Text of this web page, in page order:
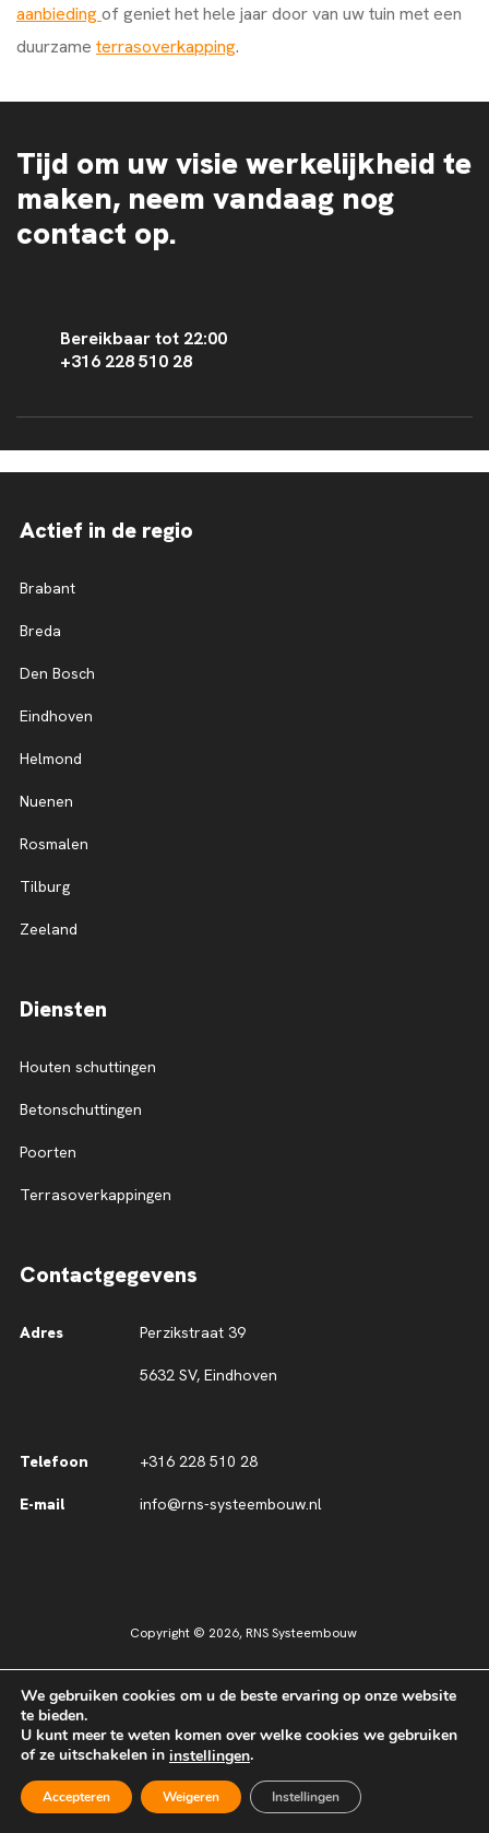
aanbiedingof geniet het hele jaar door van uw tuin met een
duurzame terrasoverkapping.
Tijd om uw visie werkelijkheid te
maken, neem vandaag nog
contact op.
Bereikbaar tot 22:00
+316 228 510 28
Actief in de regio
Brabant
Breda
Den Bosch
Eindhoven
Helmond
Nuenen
Rosmalen
Tilburg
Zeeland
Diensten
Houten schuttingen
Betonschuttingen
Poorten
Terrasoverkappingen
Contactgegevens
Adres Perzikstraat 39
5632 SV, Eindhoven
Telefoon +316 228 510 28
E-mail info@rns-systeembouw.nl
Copyright © 2026, RNS Systeembouw
We gebruiken cookies om u de beste ervaring op onze website
te bieden.
U kunt meer te weten komen over welke cookies we gebruiken
of ze uitschakelen in instellingen.
Accepteren Weigeren Instellingen